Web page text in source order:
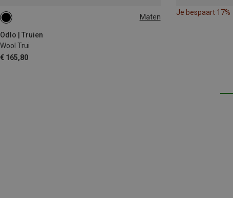
Maten
Odlo | Truien
Wool Trui
€ 165,80
L|M
Je bespaart 17%